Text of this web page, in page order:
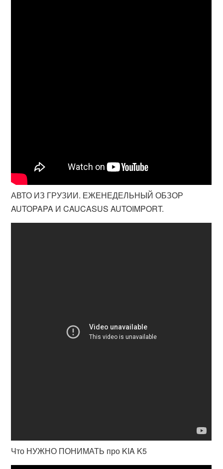
АВТО ИЗ ГРУЗИИ. ЕЖЕНЕДЕЛЬНЫЙ ОБЗОР
AUTOPAPA И CAUCASUS AUTOIMPORT.
Что НУЖНО ПОНИМАТЬ про KIA K5